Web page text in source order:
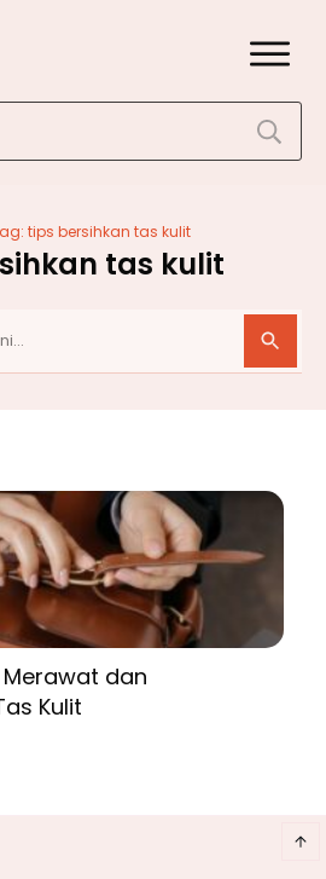
tips bersihkan tas kulit
tas kulit
dan
Kulit